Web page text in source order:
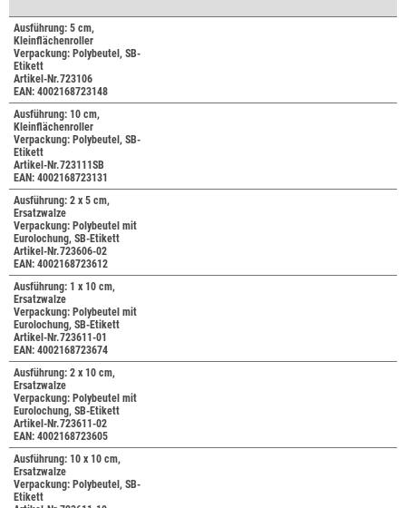
Ausführung: 5 cm,
Kleinflächenroller
Verpackung: Polybeutel, SB-
Etikett
Artikel-Nr.723106
EAN: 4002168723148
Ausführung: 10 cm,
Kleinflächenroller
Verpackung: Polybeutel, SB-
Etikett
Artikel-Nr.723111SB
EAN: 4002168723131
Ausführung: 2 x 5 cm,
Ersatzwalze
Verpackung: Polybeutel mit
Eurolochung, SB-Etikett
Artikel-Nr.723606-02
EAN: 4002168723612
Ausführung: 1 x 10 cm,
Ersatzwalze
Verpackung: Polybeutel mit
Eurolochung, SB-Etikett
Artikel-Nr.723611-01
EAN: 4002168723674
Ausführung: 2 x 10 cm,
Ersatzwalze
Verpackung: Polybeutel mit
Eurolochung, SB-Etikett
Artikel-Nr.723611-02
EAN: 4002168723605
Ausführung: 10 x 10 cm,
Ersatzwalze
Verpackung: Polybeutel, SB-
Etikett